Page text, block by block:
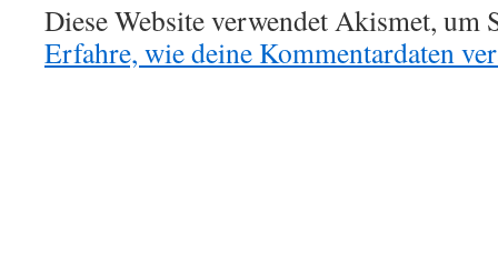
Diese Website verwendet Akismet, um
Erfahre, wie deine Kommentardaten